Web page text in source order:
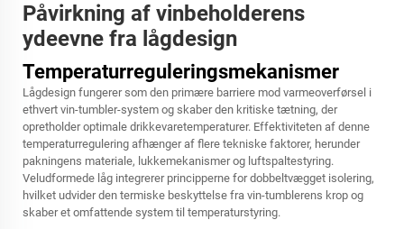
Påvirkning af vinbeholderens
ydeevne fra lågdesign
Temperaturreguleringsmekanismer
Lågdesign fungerer som den primære barriere mod varmeoverførsel i
ethvert vin-tumbler-system og skaber den kritiske tætning, der
opretholder optimale drikkevaretemperaturer. Effektiviteten af denne
temperaturregulering afhænger af flere tekniske faktorer, herunder
pakningens materiale, lukkemekanismer og luftspaltestyring.
Veludformede låg integrerer principperne for dobbeltvægget isolering,
hvilket udvider den termiske beskyttelse fra vin-tumblerens krop og
skaber et omfattende system til temperaturstyring.